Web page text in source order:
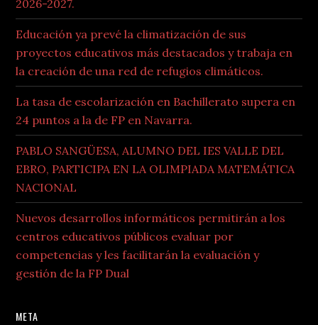
2026-2027.
Educación ya prevé la climatización de sus
proyectos educativos más destacados y trabaja en
la creación de una red de refugios climáticos.
La tasa de escolarización en Bachillerato supera en
24 puntos a la de FP en Navarra.
PABLO SANGÜESA, ALUMNO DEL IES VALLE DEL
EBRO, PARTICIPA EN LA OLIMPIADA MATEMÁTICA
NACIONAL
Nuevos desarrollos informáticos permitirán a los
centros educativos públicos evaluar por
competencias y les facilitarán la evaluación y
gestión de la FP Dual
META